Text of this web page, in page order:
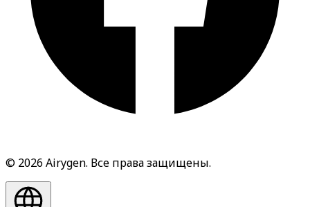
© 2026 Airygen. Все права защищены.